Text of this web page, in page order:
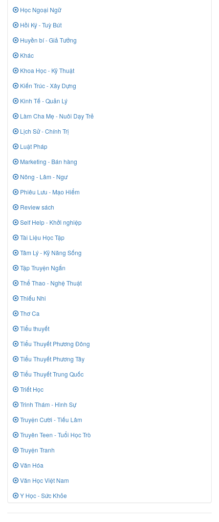
Học Ngoại Ngữ
Hồi Ký - Tuỳ Bút
Huyền bí - Giả Tưởng
Khác
Khoa Học - Kỹ Thuật
Kiến Trúc - Xây Dựng
Kinh Tế - Quản Lý
Làm Cha Mẹ - Nuôi Dạy Trẻ
Lịch Sử - Chính Trị
Luật Pháp
Marketing - Bán hàng
Nông - Lâm - Ngư
Phiêu Lưu - Mạo Hiểm
Review sách
Self Help - Khởi nghiệp
Tài Liệu Học Tập
Tâm Lý - Kỹ Năng Sống
Tập Truyện Ngắn
Thể Thao - Nghệ Thuật
Thiếu Nhi
Thơ Ca
Tiểu thuyết
Tiểu Thuyết Phương Đông
Tiểu Thuyết Phương Tây
Tiểu Thuyết Trung Quốc
Triết Học
Trinh Thám - Hình Sự
Truyện Cười - Tiếu Lâm
Truyên Teen - Tuổi Học Trò
Truyện Tranh
Văn Hóa
Văn Học Việt Nam
Y Học - Sức Khỏe